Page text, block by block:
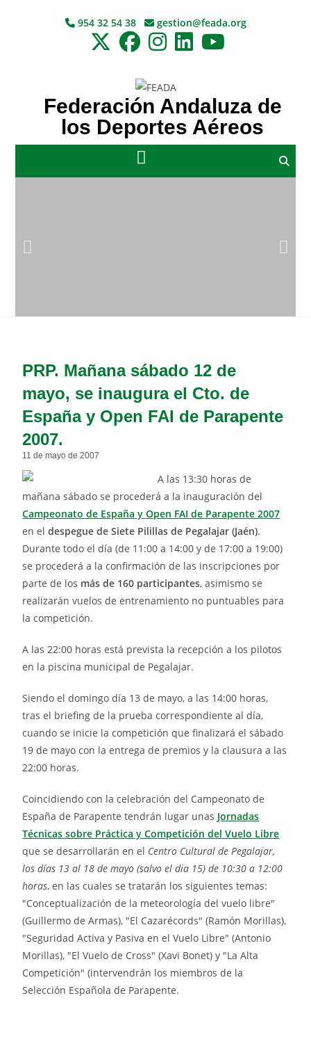
954 32 54 38 gestion@feada.org
Federación Andaluza de
los Deportes Aéreos
PRP. Mañana sábado 12 de
mayo, se inaugura el Cto. de
España y Open FAI de Parapente
2007.
11 de mayo de 2007
A las 13:30 horas de
mañana sábado se procederá a la inauguración del
Campeonato de España y Open FAI de Parapente 2007
en eldespegue de Siete Pilillas de Pegalajar (Jaén).
Durante todo el día (de 11:00 a 14:00 y de 17:00 a 19:00)
se procederá a la confirmación de las inscripciones por
parte de los más de 160 participantes, asimismo se
realizarán vuelos de entrenamiento no puntuables para
la competición.
A las 22:00 horas está prevista la recepción a los pilotos
en la piscina municipal de Pegalajar.
Siendo el domingo día 13 de mayo, a las 14:00 horas,
tras el briefing de la prueba correspondiente al día,
cuando se inicie la competición que finalizará el sábado
19 de mayo con la entrega de premios y la clausura a las
22:00 horas.
Coincidiendo con la celebración del Campeonato de
España de Parapente tendrán lugar unas Jornadas
Técnicas sobre Práctica y Competición del Vuelo Libre
que se desarrollarán en el Centro Cultural de Pegalajar,
los días 13 al 18 de mayo (salvo el dia 15) de 10:30 a 12:00
horas, en las cuales se tratarán los siguientes temas:
"Conceptualización de la meteorología del vuelo libre"
(Guillermo de Armas), "El Cazarécords" (Ramón Morillas),
"Seguridad Activa y Pasiva en el Vuelo Libre" (Antonio
Morillas), "El Vuelo de Cross" (Xavi Bonet) y "La Alta
Competición" (intervendrán los miembros de la
Selección Española de Parapente.